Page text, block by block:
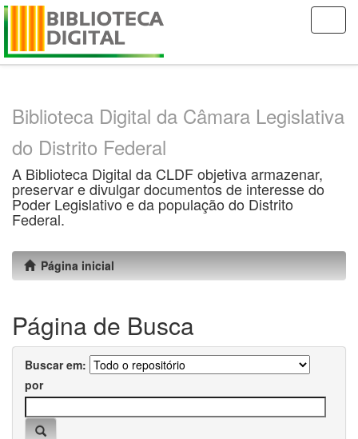
Skip
Biblioteca Digital da Câmara Legislativa
do Distrito Federal
A Biblioteca Digital da CLDF objetiva armazenar,
preservar e divulgar documentos de interesse do
Poder Legislativo e da população do Distrito
Federal.
Página inicial
Página de Busca
Buscar em:
por